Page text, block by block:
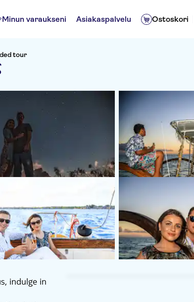
Minun varaukseni Asiakaspalvelu Ostoskori
tour
indulge in